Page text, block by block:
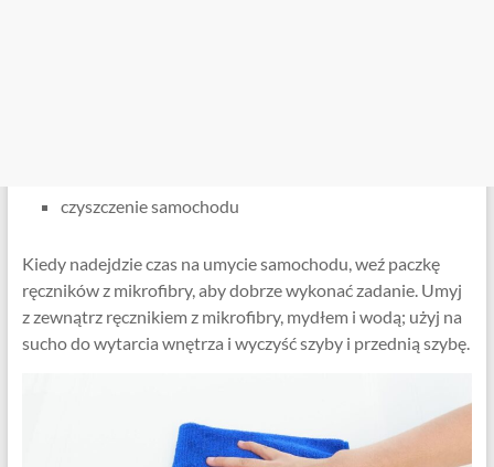
czyszczenie samochodu
Kiedy nadejdzie czas na umycie samochodu, weź paczkę
ręczników z mikrofibry, aby dobrze wykonać zadanie. Umyj
z zewnątrz ręcznikiem z mikrofibry, mydłem i wodą; użyj na
sucho do wytarcia wnętrza i wyczyść szyby i przednią szybę.